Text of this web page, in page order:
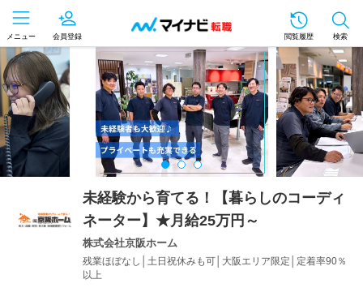
メニュー 会員登録 閲覧履歴 検索
未経験から育てる！【暮らしのコーディ
ネーター】★月給25万円～
株式会社京阪ホーム
残業ほぼなし│土日祝休みも可│大阪エリア限定│定着率90％
以上